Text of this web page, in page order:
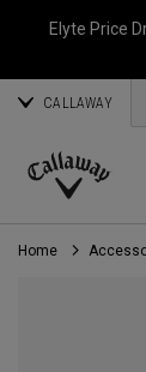
Elyte Price
CALLAWAY
Callaway
Golf
Home